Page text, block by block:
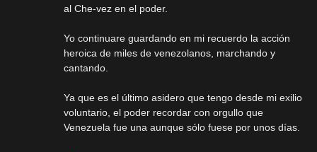
al Che-vez en el poder.
Yo continuare guardando en mi recuerdo la acción
heroica de miles de venezolanos, marchando y
cantando.
Ya que es el último asidero que tengo desde mi exilio
voluntario, el poder recordar con orgullo que
Venezuela fue una aunque sólo fuese por unos días.